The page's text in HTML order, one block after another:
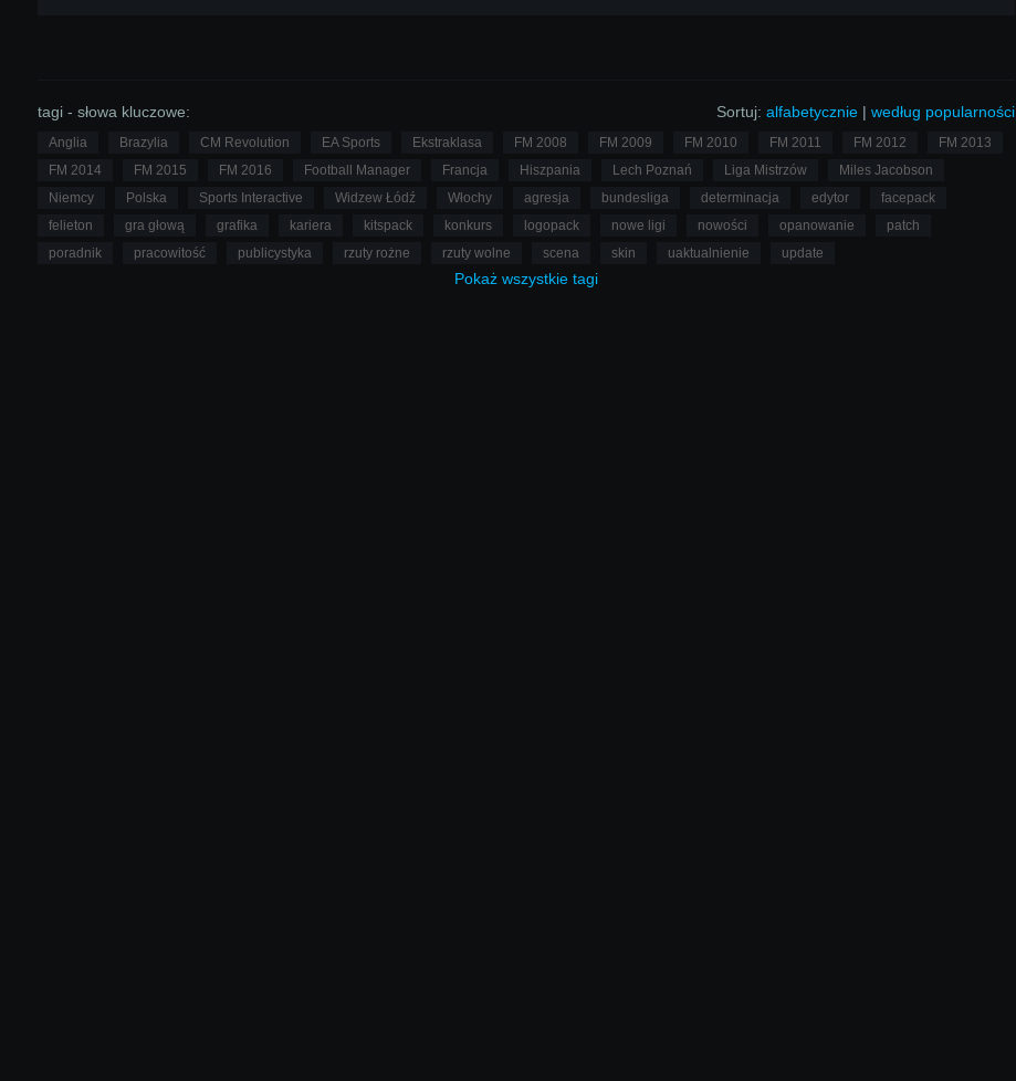
Sortuj: alfabetycznie |według popularności
tagi - słowa kluczowe:
Anglia Brazylia CM Revolution EA Sports Ekstraklasa FM 2008 FM 2009 FM 2010 FM 2011 FM 2012
FM 2013
FM 2014
FM 2015 FM 2016 Football Manager Francja Hiszpania Lech Poznań Liga Mistrzów
Miles Jacobson
Niemcy
Polska Sports Interactive Widzew Łódź Włochy agresja bundesliga determinacja edytor
facepack
felieton
gra głową grafika kariera kitspack konkurs logopack nowe ligi nowości opanowanie
patch
poradnik
pracowitość publicystyka rzuty rożne rzuty wolne scena skin uaktualnienie update
Pokaż wszystkietagi